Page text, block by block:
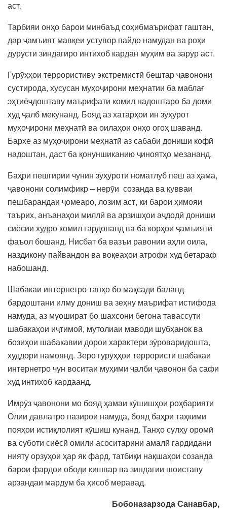
аст.
Тарбияи онҳо барои минбаъд соҳибмаърифат гаштан,
дар ҷамъият мавқеи устувор пайдо намудан ва роҳи
дурусти зиндагиро интихоб кардан муҳим ва зарур аст.
Гурӯҳҳои террористиву экстремистӣ бештар ҷавонони
сустирода, хусусан муҳоҷирони меҳнатии ба маблағ
эҳтиёҷдоштаву маърифати комил надоштаро ба доми
худ ҷалб мекунанд. Бояд аз хатарҳои ин зуҳурот
муҳоҷирони меҳнатӣ ва оилаҳои онҳо огоҳ шаванд.
Бархе аз муҳоҷирони меҳнатӣ аз сабаби дониши кофӣ
надоштан, даст ба қонуншиканию ҷиноятҳо мезананд.
Баҳри пешгирии чунин зуҳуроти номатлуб пеш аз ҳама,
ҷавонони солимфикр – нерӯи созанда ва қувваи
пешбарандаи ҷомеаро, лозим аст, ки барои ҳимояи
таърих, анъанаҳои миллӣ ва арзишҳои аҷдодӣ дониши
сиёсии худро комил гардонанд ва ба корҳои ҷамъиятӣ
фаъол бошанд. Нисбат ба вазъи равонии аҳли оила,
наздикону пайвандон ва воқеаҳои атрофи худ бетараф
набошанд.
Шабакаи интернетро танҳо бо мақсади баланд
бардоштани илму дониш ва зеҳну маърифат истифода
намуда, аз муошират бо шахсони бегона тавассути
шабакаҳои иҷтимоӣ, мутолиаи маводи шубҳанок ва
бозиҳои шабакавии дорои характери зӯроваридошта,
худдорӣ намоянд. Зеро гурӯҳҳои террористӣ шабакаи
интернетро чун воситаи муҳими ҷалби ҷавонон ба сафи
худ интихоб кардаанд.
Имрӯз ҷавонони мо бояд ҳамаи кӯшишҳои роҳбарияти
Олии давлатро пазироӣ намуда, бояд баҳри таҳкими
пояҳои истиқлолият кӯшиш кунанд. Танҳо сулҳу оромӣ
ва суботи сиёсӣ омили асоситарини амалӣ гардидани
нияту орзуҳои ҳар як фард, татбиқи нақшаҳои созанда
барои фардои ободи кишвар ва зиндагии шоиставу
арзандаи мардум ба ҳисоб меравад.
Бобоназарзода Санавбар,